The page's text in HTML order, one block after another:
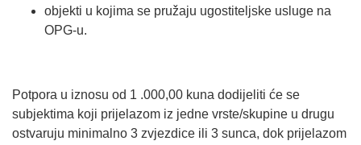
objekti u kojima se pružaju ugostiteljske usluge na
OPG-u.
Potpora u iznosu od 1 .000,00 kuna dodijeliti će se
subjektima koji prijelazom iz jedne vrste/skupine u drugu
ostvaruju minimalno 3 zvjezdice ili 3 sunca, dok prijelazom